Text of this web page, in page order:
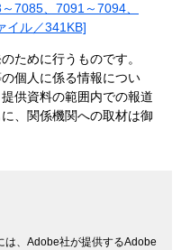
7085、7091～7094、
イル／341KB]
ために行うものです。
個人に係る情報につい
供資料の範囲内での報道
、関係機関への取材は御
は、Adobe社が提供するAdobe